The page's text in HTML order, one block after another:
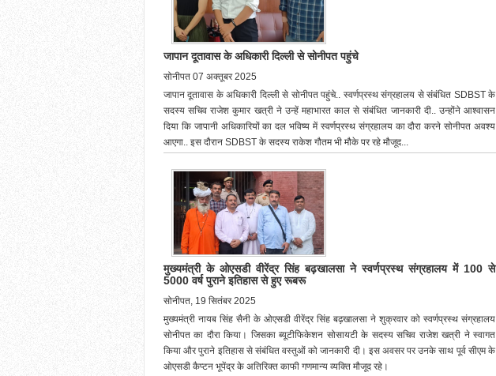
जापान दूतावास के अधिकारी दिल्ली से सोनीपत पहुंचे
सोनीपत 07 अक्तूबर 2025
जापान दूतावास के अधिकारी दिल्ली से सोनीपत पहुंचे.. स्वर्णप्रस्थ संग्रहालय से संबंधित SDBST के
सदस्य सचिव राजेश कुमार खत्री ने उन्हें महाभारत काल से संबंधित जानकारी दी.. उन्होंने आश्वासन
दिया कि जापानी अधिकारियों का दल भविष्य में स्वर्णप्रस्थ संग्रहालय का दौरा करने सोनीपत अवश्य
आएगा.. इस दौरान SDBST के सदस्य राकेश गौतम भी मौके पर रहे मौजूद...
मुख्यमंत्री के ओएसडी वीरेंद्र सिंह बढ़खालसा ने स्वर्णप्रस्थ संग्रहालय में 100 से
5000 वर्ष पुराने इतिहास से हुए रूबरू
सोनीपत, 19 सितंबर 2025
मुख्यमंत्री नायब सिंह सैनी के ओएसडी वीरेंद्र सिंह बढ़खालसा ने शुक्रवार को स्वर्णप्रस्थ संग्रहालय
सोनीपत का दौरा किया। जिसका ब्यूटीफिकेशन सोसायटी के सदस्य सचिव राजेश खत्री ने स्वागत
किया और पुराने इतिहास से संबंधित वस्तुओं को जानकारी दी। इस अवसर पर उनके साथ पूर्व सीएम के
ओएसडी कैप्टन भूपेंद्र के अतिरिक्त काफी गणमान्य व्यक्ति मौजूद रहे।